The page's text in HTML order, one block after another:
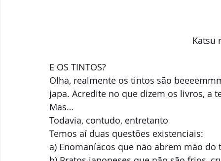
Katsu
E OS TINTOS?
Olha, realmente os tintos são
japa. Acredite no que dizem os livros, a
Mas…
Todavia, contudo, entretanto
Temos aí duas questões existenciais:
a) Enomaníacos que não abrem mão